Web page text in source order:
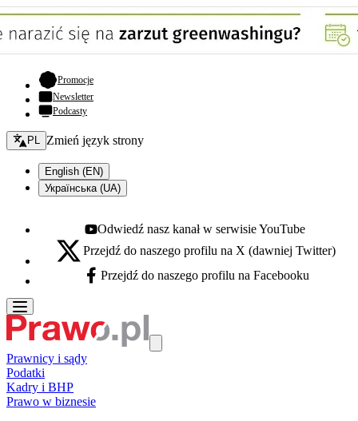
Promocje- otwiera się w nowej karcie
Newsletter
Podcasty
Zmień język - bieżący:
PL Zmień język strony
English (EN)
Українська (UA)
Youtube - otwiera się w nowej karcie
Odwiedź nasz kanał w serwisie YouTube
X - otwiera się w nowej karcie
Przejdź do naszego profilu na X (dawniej Twitter)
Facebook - otwiera się w nowej karcie
Przejdź do naszego profilu na Facebooku
Prawnicy i sądy
Podatki
Kadry i BHP
Prawo w biznesie